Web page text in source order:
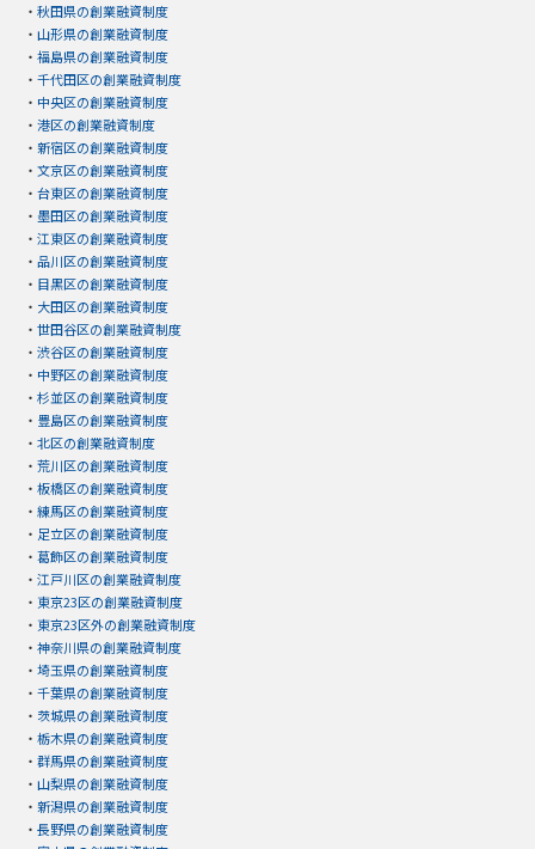
・ 秋田県の創業融資制度
・ 山形県の創業融資制度
・ 福島県の創業融資制度
・ 千代田区の創業融資制度
・ 中央区の創業融資制度
・ 港区の創業融資制度
・ 新宿区の創業融資制度
・ 文京区の創業融資制度
・ 台東区の創業融資制度
・ 墨田区の創業融資制度
・ 江東区の創業融資制度
・ 品川区の創業融資制度
・ 目黒区の創業融資制度
・ 大田区の創業融資制度
・ 世田谷区の創業融資制度
・ 渋谷区の創業融資制度
・ 中野区の創業融資制度
・ 杉並区の創業融資制度
・ 豊島区の創業融資制度
・ 北区の創業融資制度
・ 荒川区の創業融資制度
・ 板橋区の創業融資制度
・ 練馬区の創業融資制度
・ 足立区の創業融資制度
・ 葛飾区の創業融資制度
・ 江戸川区の創業融資制度
・ 東京23区の創業融資制度
・ 東京23区外の創業融資制度
・ 神奈川県の創業融資制度
・ 埼玉県の創業融資制度
・ 千葉県の創業融資制度
・ 茨城県の創業融資制度
・ 栃木県の創業融資制度
・ 群馬県の創業融資制度
・ 山梨県の創業融資制度
・ 新潟県の創業融資制度
・ 長野県の創業融資制度